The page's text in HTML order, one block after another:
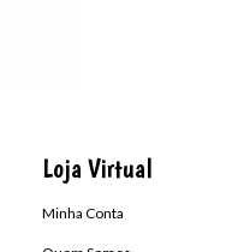
Loja Virtual
Minha Conta